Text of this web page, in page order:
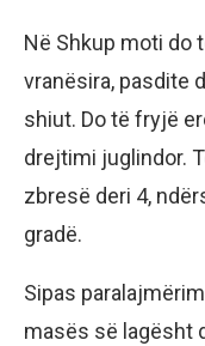
Në Shkup moti do
vranësira, pasdite
shiut. Do të fryjë
drejtimi juglindor.
zbresë deri 4,
gradë.
Sipas
masës së lagësht